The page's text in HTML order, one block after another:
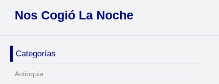
Nos Cogió La Noche
Categorías
Antioquia